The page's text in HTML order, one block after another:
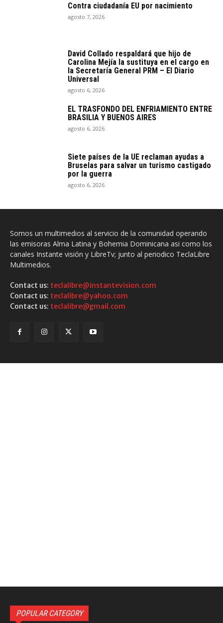
Contra ciudadanía EU por nacimiento
agosto 7, 2026
David Collado respaldará que hijo de
Carolina Mejía la sustituya en el cargo en
la Secretaría General PRM – El Diario
Universal
agosto 6, 2026
EL TRASFONDO DEL ENFRIAMIENTO ENTRE
BRASILIA Y BUENOS AIRES
agosto 6, 2026
Siete países de la UE reclaman ayudas a
Bruselas para salvar un turismo castigado
por la guerra
agosto 6, 2026
Somos un multimedios al servicio de la comunidad operando
las emisoras Alma Latina y Bohemia Dominicana asi como los
canales Instante visión y LibreTv; junto al periodico TeclaLibre
Multimedios.
Contact us: teclalibre@instantevision.com
Contact us: teclalibre@yahoo.com
Contact us: teclalibre@gmail.com
POPULAR CATEGORY